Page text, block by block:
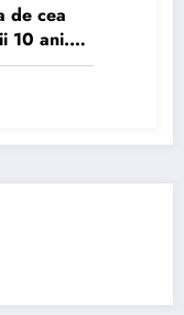
de cea
10 ani.